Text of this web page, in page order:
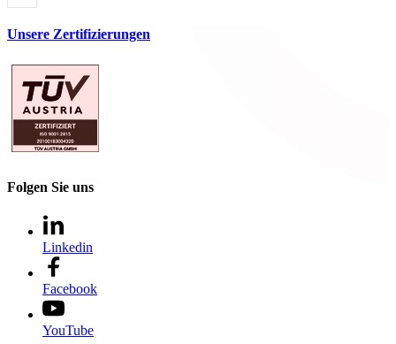
Unsere Zertifizierungen
Folgen Sie uns
Linkedin
Facebook
YouTube